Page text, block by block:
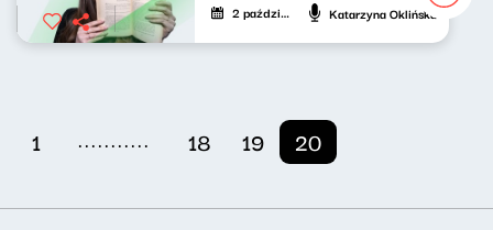
2 października 2021 Katarzyna Oklińska
1 ........... 18 19 20